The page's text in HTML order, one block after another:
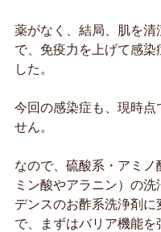
薬がなく、結局、肌を清
で、免疫力を上げて感染
した。
今回の感染症も、現時点
せん。
なので、硫酸系・アミノ
ミン酸やアラニン）の洗
デンスのお酢系洗浄剤に
で、まずはバリア機能を